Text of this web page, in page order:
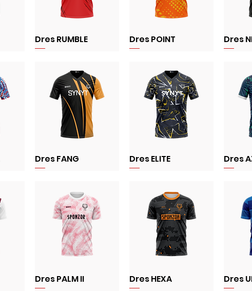
Dres RUMBLE Dres POINT Dres
Dres FANG Dres ELITE Dres
Dres PALM II Dres HEXA Dres